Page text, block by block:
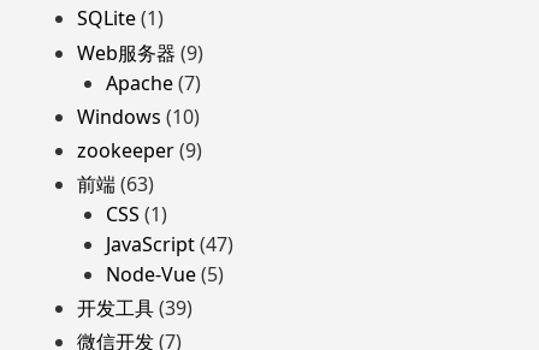
SQLite(1)
Web服务器 (9)
Apache(7)
Windows (10)
zookeeper(9)
前端(63)
CSS (1)
JavaScript(47)
Node-Vue(5)
开发工具(39)
微信开发(7)